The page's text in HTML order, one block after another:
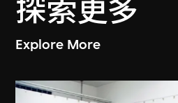
探索更多
Explore More